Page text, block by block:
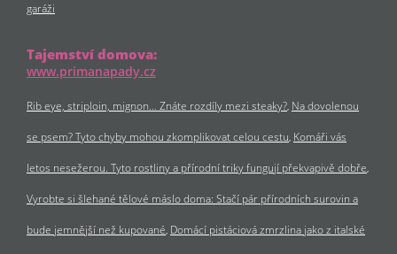
garáži
Tajemství domova:
www.primanapady.cz
Rib eye, striploin, mignon… Znáte rozdíly mezi steaky? Na dovolenou
se psem? Tyto chyby mohou zkomplikovat celou cestu Komáři vás
letos nesežerou. Tyto rostliny a přírodní triky fungují překvapivě dobře
Vyrobte si šlehané tělové máslo doma: Stačí pár přírodních surovin a
bude jemnější než kupované Domácí pistáciová zmrzlina jako z italské